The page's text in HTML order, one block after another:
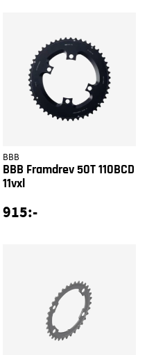
BBB
BBB Framdrev 50T 110BCD
11vxl
915:-